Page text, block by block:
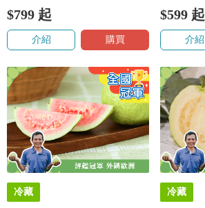
$799 起
介紹 購買
$599 起
介紹
冷藏 冷藏